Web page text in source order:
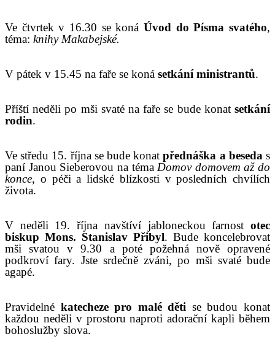
Ve čtvrtek v 16.30 se koná Úvod do Písma svatého,
téma: knihy Makabejské.
V pátek v 15.45 na faře se koná setkání ministrantů.
Příští nedělipo mši svaté na faře se bude konatsetkání
rodin.
Ve středu 15. října se bude konatpřednáška a besedas
paní Janou Sieberovou na témaDomov domovem až do
konce, o péči a lidské blízkosti v posledních chvílích
života.
V neděli 19. října navštíví jabloneckou farnostotec
biskup Mons. Stanislav Přibyl. Bude koncelebrovat
mši svatou v 9.30 a poté požehná nově opravené
podkroví fary. Jste srdečně zváni, po mši svaté bude
agapé.
Pravidelné katecheze pro malé děti se budou konat
každou neděli v prostoru naprotiadorační kapli během
bohoslužby slova.